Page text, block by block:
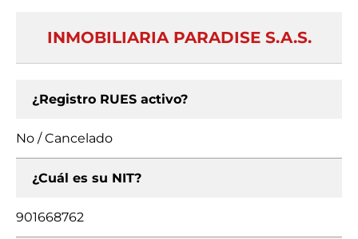
INMOBILIARIA PARADISE S.A.S.
¿Registro RUES activo?
No / Cancelado
¿Cuál es su NIT?
901668762